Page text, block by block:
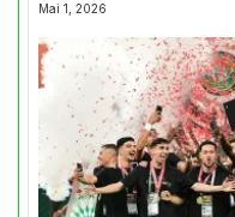
Mai 1, 2026